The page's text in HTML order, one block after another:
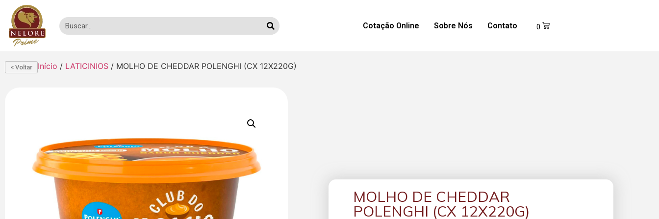
Cotação Online Sobre Nós Contato 0
< Voltar Início / LATICINIOS / MOLHO DE CHEDDAR POLENGHI (CX 12X220G)
MOLHO DE CHEDDAR
POLENGHI (CX 12X220G)